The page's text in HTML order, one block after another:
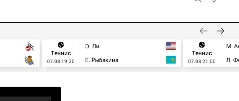
Теннис
07.08 19:30
Э. Ли
Е. Рыбакина
Теннис
07.08 21:00
М.
Л.